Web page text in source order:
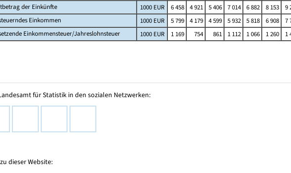
der Einkünfte
1000 EUR 6 458 4 921 5 406 7 014 6 882 8 153 9
Einkommen
1000 EUR 5 799 4 179 4 599 5 932 5 818 6 908 7
Einkommensteuer/Jahreslohnsteuer
1000 EUR 1 169 754 861 1 112 1 066 1 260 1
für Statistik in den sozialen Netzwerken:
dieser Website: